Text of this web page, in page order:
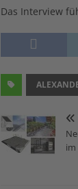
Das Interview
im